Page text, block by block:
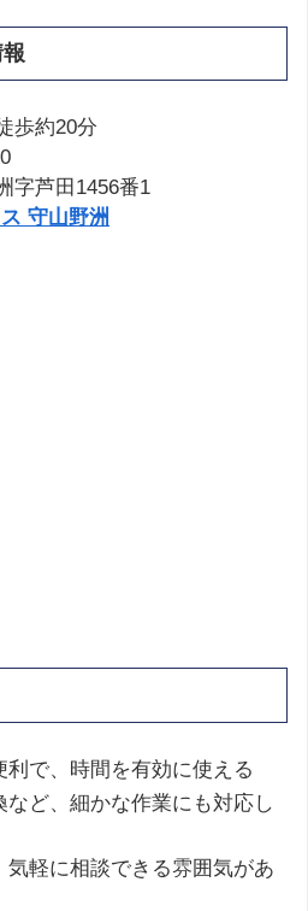
歩約20分
字芦田1456番1
守山野洲
利で、時間を有効に使える
など、細かな作業にも対応し
気軽に相談できる雰囲気があ